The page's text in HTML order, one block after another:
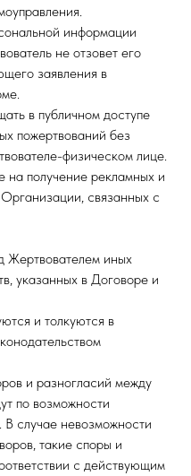
информации
не отзовет его
заявления в
в публичном доступе
пожертвований без
физическом лице.
на получение рекламных и
связанных с
Жертвователем иных
указанных в Договоре и
и толкуются в
и разногласий между
по возможности
В случае невозможности
такие споры и
с действующим